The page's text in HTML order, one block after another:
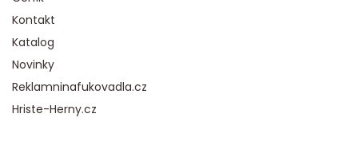
Kontakt
Katalog
Novinky
Reklamninafukovadla.cz
Hriste-Herny.cz